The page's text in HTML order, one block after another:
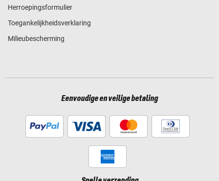
Herroepingsformulier
Toegankelijkheidsverklaring
Milieubescherming
Eenvoudige en veilige betaling